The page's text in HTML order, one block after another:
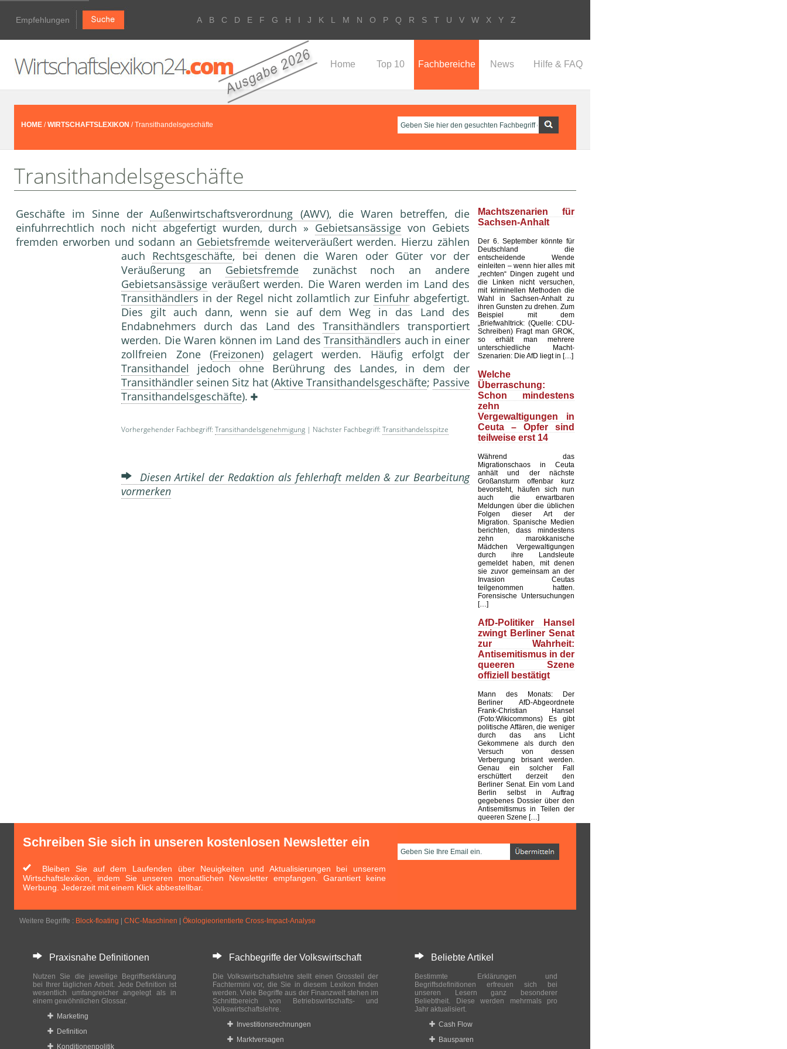
Empfehlungen A B C D E F G H I J K L M N O P Q R S T U V W X Y Z
Home Top 10 Fachbereiche News Hilfe & FAQ
HOME /WIRTSCHAFTSLEXIKON / Transithandelsgeschäfte
Transithandelsgeschäfte
Geschäfte im Sinne derAußenwirtschaftsverordnung (AWV), die Waren betreffen, die
einfuhrrechtlich noch nicht abgefertigt wurden, durch » Gebietsansässige von Gebiets
fremden erworben und sodann an Gebietsfremdeweiterveräußert werden. Hierzu zählen
auch Rechtsgeschäfte, bei denen die Waren oder Güter vor der
Veräußerung an Gebietsfremdezunächst noch an andere
Gebietsansässige veräußert werden. Die Waren werden im Land des
Transithändlers in der Regel nicht zollamtlich zur Einfuhr abgefertigt.
Dies gilt auch dann, wenn sie auf dem Weg in das Land des
Endabnehmers durch das Land des Transithändlers transportiert
werden. Die Waren können im Land desTransithändlers auch in einer
zollfreien Zone (Freizonen) gelagert werden. Häufig erfolgt der
Transithandel jedoch ohne Berührung des Landes, in dem der
Transithändler seinen Sitz hat (Aktive Transithandelsgeschäfte; Passive
Transithandelsgeschäfte).
Vorhergehender Fachbegriff: Transithandelsgenehmigung | Nächster Fachbegriff: Transithandelsspitze
Diesen Artikel der Redaktion als fehlerhaft melden & zur Bearbeitung
vormerken
Machtszenarien für
Sachsen-Anhalt
Der 6. September könnte für
Deutschland die
entscheidende Wende
einleiten – wenn hier alles mit
„rechten“ Dingen zugeht und
die Linken nicht versuchen,
mit kriminellen Methoden die
Wahl in Sachsen-Anhalt zu
ihren Gunsten zu drehen. Zum
Beispiel mit dem
„Briefwahltrick: (Quelle: CDU-
Schreiben) Fragt man GROK,
so erhält man mehrere
unterschiedliche Macht-
Szenarien: Die AfD liegt in […]
Welche
Überraschung:
Schon mindestens
zehn
Vergewaltigungen in
Ceuta – Opfer sind
teilweise erst 14
Während das
Migrationschaos in Ceuta
anhält und der nächste
Großansturm offenbar kurz
bevorsteht, häufen sich nun
auch die erwartbaren
Meldungen über die üblichen
Folgen dieser Art der
Migration. Spanische Medien
berichten, dass mindestens
zehn marokkanische
Mädchen Vergewaltigungen
durch ihre Landsleute
gemeldet haben, mit denen
sie zuvor gemeinsam an der
Invasion Ceutas
teilgenommen hatten.
Forensische Untersuchungen
[…]
AfD-Politiker Hansel
zwingt Berliner Senat
zur Wahrheit:
Antisemitismus in der
queeren Szene
offiziell bestätigt
Mann des Monats: Der
Berliner AfD-Abgeordnete
Frank-Christian Hansel
(Foto:Wikicommons) Es gibt
politische Affären, die weniger
durch das ans Licht
Gekommene als durch den
Versuch von dessen
Verbergung brisant werden.
Genau ein solcher Fall
erschüttert derzeit den
Berliner Senat. Ein vom Land
Berlin selbst in Auftrag
gegebenes Dossier über den
Antisemitismus in Teilen der
queeren Szene […]
Schreiben Sie sich in unseren kostenlosen Newsletter ein
Bleiben Sie auf dem Laufenden über Neuigkeiten und Aktualisierungen bei unserem
Wirtschaftslexikon, indem Sie unseren monatlichen Newsletter empfangen. Garantiert keine
Werbung. Jederzeit mit einem Klick abbestellbar.
Weitere Begriffe : Block-floating CNC-Maschinen Ökologieorientierte Cross-Impact-Analyse
Praxisnahe Definitionen
Nutzen Sie die jeweilige Begriffserklärung
bei Ihrer täglichen Arbeit. Jede Definition ist
wesentlich umfangreicher angelegt als in
einem gewöhnlichen Glossar.
Marketing
Definition
Konditionenpolitik
Fachbegriffe der Volkswirtschaft
Die Volkswirtschaftslehre stellt einen Grossteil der
Fachtermini vor, die Sie in diesem Lexikon finden
werden. Viele Begriffe aus der Finanzwelt stehen im
Schnittbereich von Betriebswirtschafts- und
Volkswirtschaftslehre.
Investitionsrechnungen
Marktversagen
Beliebte Artikel
Bestimmte Erklärungen und
Begriffsdefinitionen erfreuen sich bei
unseren Lesern ganz besonderer
Beliebtheit. Diese werden mehrmals pro
Jahr aktualisiert.
Cash Flow
Bausparen